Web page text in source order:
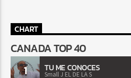
CHART
CANADA TOP 40
1 TU ME CONOCES
Small J EL DE LA S